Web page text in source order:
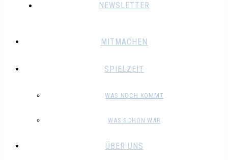
NEWSLETTER
MITMACHEN
SPIELZEIT
WAS NOCH KOMMT
WAS SCHON WAR
ÜBER UNS